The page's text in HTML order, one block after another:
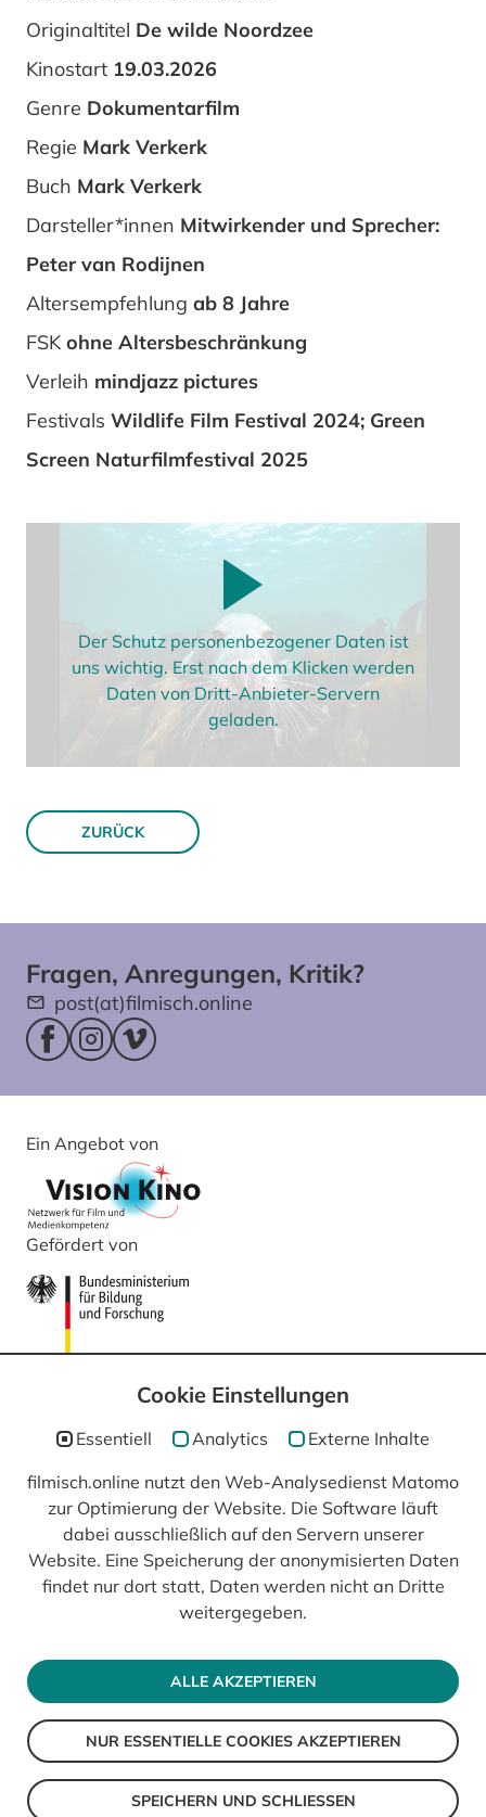
Originaltitel De wilde Noordzee
Kinostart 19.03.2026
Genre Dokumentarfilm
Regie Mark Verkerk
Buch Mark Verkerk
Darsteller*innen Mitwirkender und Sprecher:
Peter van Rodijnen
Altersempfehlung ab 8 Jahre
FSK ohne Altersbeschränkung
Verleih mindjazz pictures
Festivals Wildlife Film Festival 2024; Green
Screen Naturfilmfestival 2025
Der Schutz personenbezogener Daten ist
uns wichtig. Erst nach dem Klicken werden
Daten von Dritt-Anbieter-Servern
geladen.
ZURÜCK
Fragen, Anregungen, Kritik?
post(at)filmisch.online
Facebookseite (öffnet im neuen Fenster)
Instagram (öffnet im neuen Fenster)
Vimeo (öffnet im neuen Fenster)
Ein Angebot von
Gefördert von
In Kooperation mit
© 2026 filmisch
Impressum
Cookie Einstellungen
Essentiell Analytics Externe Inhalte
filmisch.online nutzt den Web-Analysedienst Matomo
zur Optimierung der Website. Die Software läuft
dabei ausschließlich auf den Servern unserer
Website. Eine Speicherung der anonymisierten Daten
findet nur dort statt, Daten werden nicht an Dritte
weitergegeben.
ALLE AKZEPTIEREN
NUR ESSENTIELLE COOKIES AKZEPTIEREN
SPEICHERN UND SCHLIESSEN